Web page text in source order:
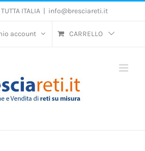
ITALIA | info@bresciareti.it
account CARRELLO